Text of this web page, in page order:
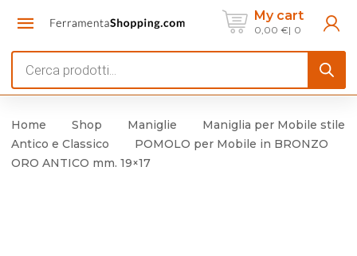
My cart
0,00 € 0
search
Home Shop Maniglie
Maniglia per Mobile stile
Antico e Classico
POMOLO per Mobile in BRONZO
ORO ANTICO mm. 19×17